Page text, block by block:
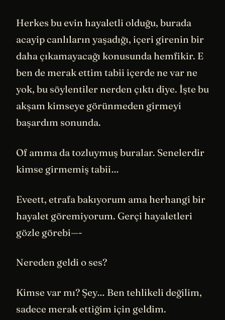
Herkes bu evin hayaletli olduğu, burada
acayip canlıların yaşadığı, içeri girenin bir
daha çıkamayacağı konusunda hemfikir. E
ben de merak ettim tabii içerde ne var ne
yok, bu söylentiler nerden çıktı diye. İşte bu
akşam kimseye görünmeden girmeyi
başardım sonunda.
Of amma da tozluymuş buralar. Senelerdir
kimse girmemiş tabii…
Eveett, etrafa bakıyorum ama herhangi bir
hayalet göremiyorum. Gerçi hayaletleri
gözle görebi—-
Nereden geldi o ses?
Kimse var mı? Şey… Ben tehlikeli değilim,
sadece merak ettiğim için geldim.